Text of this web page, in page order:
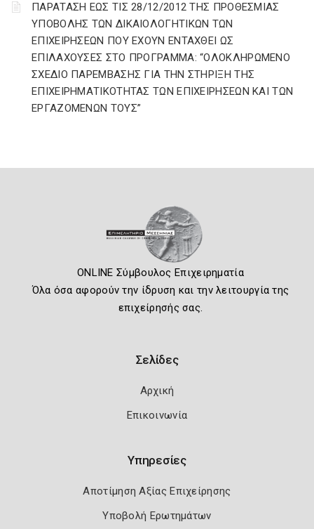
ΠΑΡΑΤΑΣΗ ΕΩΣ ΤΙΣ 28/12/2012 ΤΗΣ ΠΡΟΘΕΣMΙΑΣ
ΥΠΟΒΟΛΗΣ ΤΩΝ ΔΙΚΑΙΟΛΟΓΗΤΙΚΩΝ ΤΩΝ
ΕΠΙΧΕΙΡΗΣΕΩΝ ΠΟΥ ΕΧΟΥΝ ΕΝΤΑΧΘΕΙ ΩΣ
ΕΠΙΛΑΧΟΥΣΕΣ ΣΤΟ ΠΡΟΓΡΑMMΑ: “ΟΛΟΚΛΗΡΩMΕΝΟ
ΣΧΕΔΙΟ ΠΑΡΕMΒΑΣΗΣ ΓΙΑ ΤΗΝ ΣΤΗΡΙΞΗ ΤΗΣ
ΕΠΙΧΕΙΡΗMΑΤΙΚΟΤΗΤΑΣ ΤΩΝ ΕΠΙΧΕΙΡΗΣΕΩΝ ΚΑΙ ΤΩΝ
ΕΡΓΑΖΟMΕΝΩΝ ΤΟΥΣ”
ONLINE Σύμβουλος Επιχειρηματία
Όλα όσα αφορούν την ίδρυση και την λειτουργία της
επιχείρησής σας.
Σελίδες
Αρχική
Επικοινωνία
Υπηρεσίες
Αποτίμηση Αξίας Επιχείρησης
Υποβολή Ερωτημάτων